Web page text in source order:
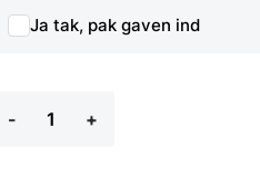
Ja tak, pak gaven ind
-
opslagstavle
+